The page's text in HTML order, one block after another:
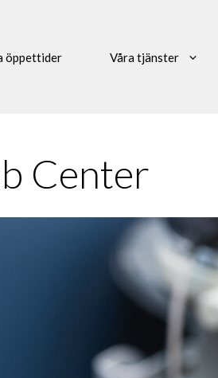
öppettider
Våra tjänster
Center